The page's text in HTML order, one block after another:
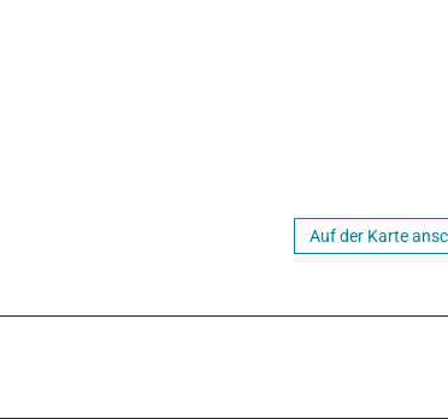
Auf der Karte